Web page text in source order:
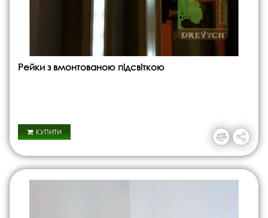
Рейки з вмонтованою підсвіткою
КУПИТИ